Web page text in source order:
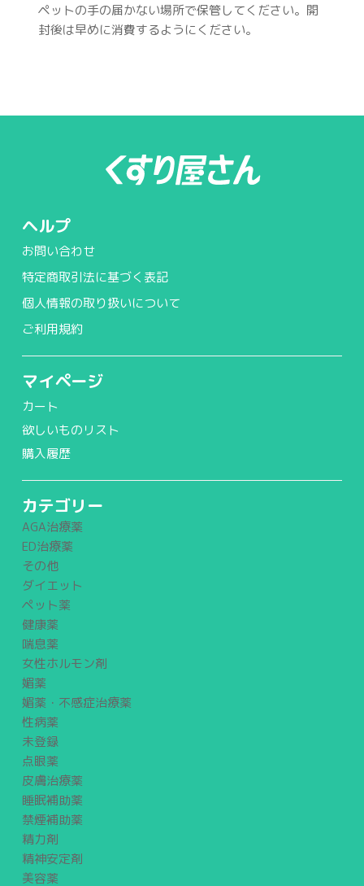
ペットの手の届かない場所で保管してください。開
封後は早めに消費するようにください。
ヘルプ
お問い合わせ
特定商取引法に基づく表記
個人情報の取り扱いについて
ご利用規約
マイページ
カート
欲しいものリスト
購入履歴
カテゴリー
AGA治療薬
ED治療薬
その他
ダイエット
ペット薬
健康薬
喘息薬
女性ホルモン剤
媚薬
媚薬・不感症治療薬
性病薬
未登録
点眼薬
皮膚治療薬
睡眠補助薬
禁煙補助薬
精力剤
精神安定剤
美容薬